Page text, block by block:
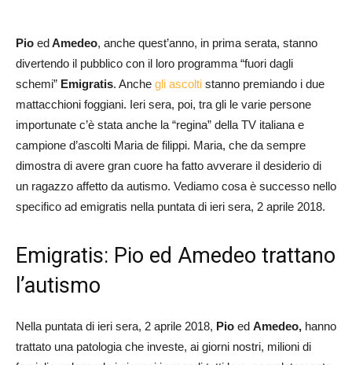
Pio edAmedeo, anche quest’anno, in prima serata, stanno
divertendo il pubblico con il loro programma “fuori dagli
schemi” Emigratis. Anche gli ascolti stanno premiando i due
mattacchioni foggiani. Ieri sera, poi, tra gli le varie persone
importunate c’è stata anche la “regina” della TV italiana e
campione d’ascolti Maria de filippi. Maria, che da sempre
dimostra di avere gran cuore ha fatto avverare il desiderio di
un ragazzo affetto da autismo. Vediamo cosa è successo nello
specifico ad emigratis nella puntata di ieri sera, 2 aprile 2018.
Emigratis: Pio ed Amedeo trattano
l’autismo
Nella puntata di ieri sera, 2 aprile 2018, Pio ed Amedeo, hanno
trattato una patologia che investe, ai giorni nostri, milioni di